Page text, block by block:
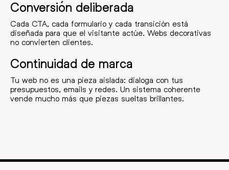
Conversión deliberada
Cada CTA, cada formulario y cada transición está
diseñada para que el visitante actúe. Webs decorativas
no convierten clientes.
Continuidad de marca
Tu web no es una pieza aislada: dialoga con tus
presupuestos, emails y redes. Un sistema coherente
vende mucho más que piezas sueltas brillantes.